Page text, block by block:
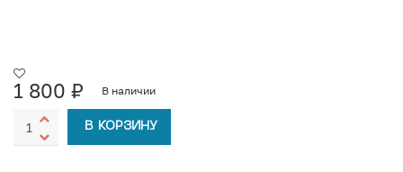
1 800 ₽ В наличии
В КОРЗИНУ